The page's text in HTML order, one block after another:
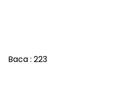
Baca : 223